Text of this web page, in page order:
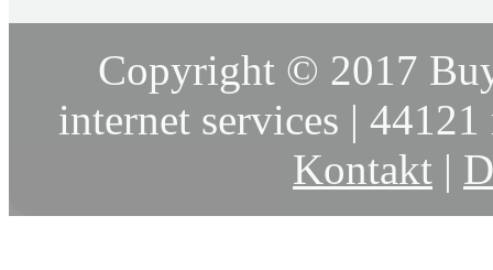
Copyright © 2017
internet services |
Kontakt |